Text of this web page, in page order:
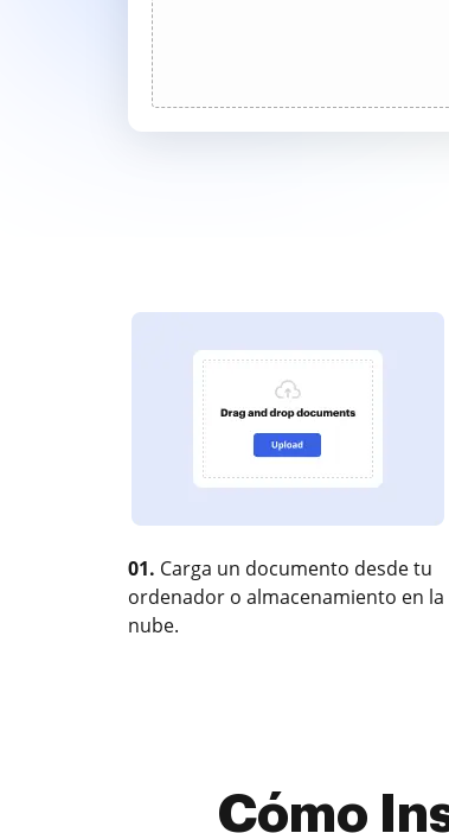
01. Carga un documento desde tu
ordenador o almacenamiento en la
nube.
Cómo